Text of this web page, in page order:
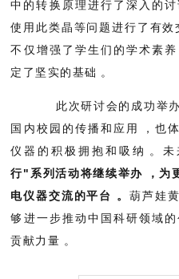
中的转换原理进行了深入的讨
使用此类晶等问题进行了有效交
不仅增强了学生们的学术素养
定了坚实的基础。
此次研讨会的成功举办
国内校园的传播和应用，也
仪器 的积极拥抱和吸纳。未
行"系列活动将继续举办，
电仪器交流的平台。葫芦娃
够进一步推动中国科研领域的
贡献力量。